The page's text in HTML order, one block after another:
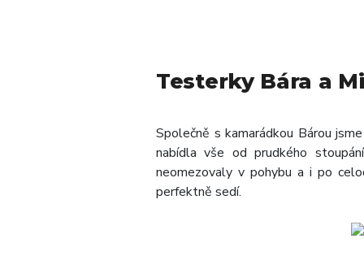
Testerky Bára a
Společně s kamarádkou Bárou
nabídla vše od prudkého
neomezovaly v pohybu a i po
perfektně sedí.